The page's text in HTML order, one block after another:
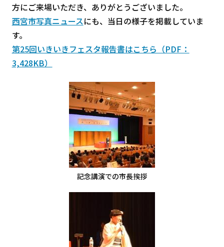
方にご来場いただき、ありがとうございました。
西宮市写真ニュースにも、当日の様子を掲載していま
す。
第25回いきいきフェスタ報告書はこちら（PDF：
3,428KB）
記念講演での市長挨拶